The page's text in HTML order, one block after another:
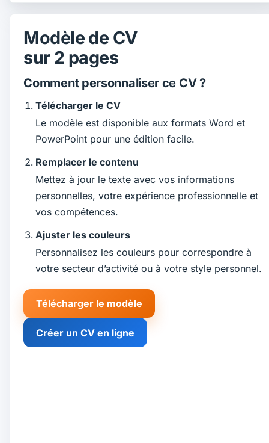
Modèle de CV
sur 2 pages
Comment personnaliser ce CV ?
Télécharger le CV
Le modèle est disponible aux formats Word et
PowerPoint pour une édition facile.
Remplacer le contenu
Mettez à jour le texte avec vos informations
personnelles, votre expérience professionnelle et
vos compétences.
Ajuster les couleurs
Personnalisez les couleurs pour correspondre à
votre secteur d’activité ou à votre style personnel.
Télécharger le modèle
Créer un CV en ligne